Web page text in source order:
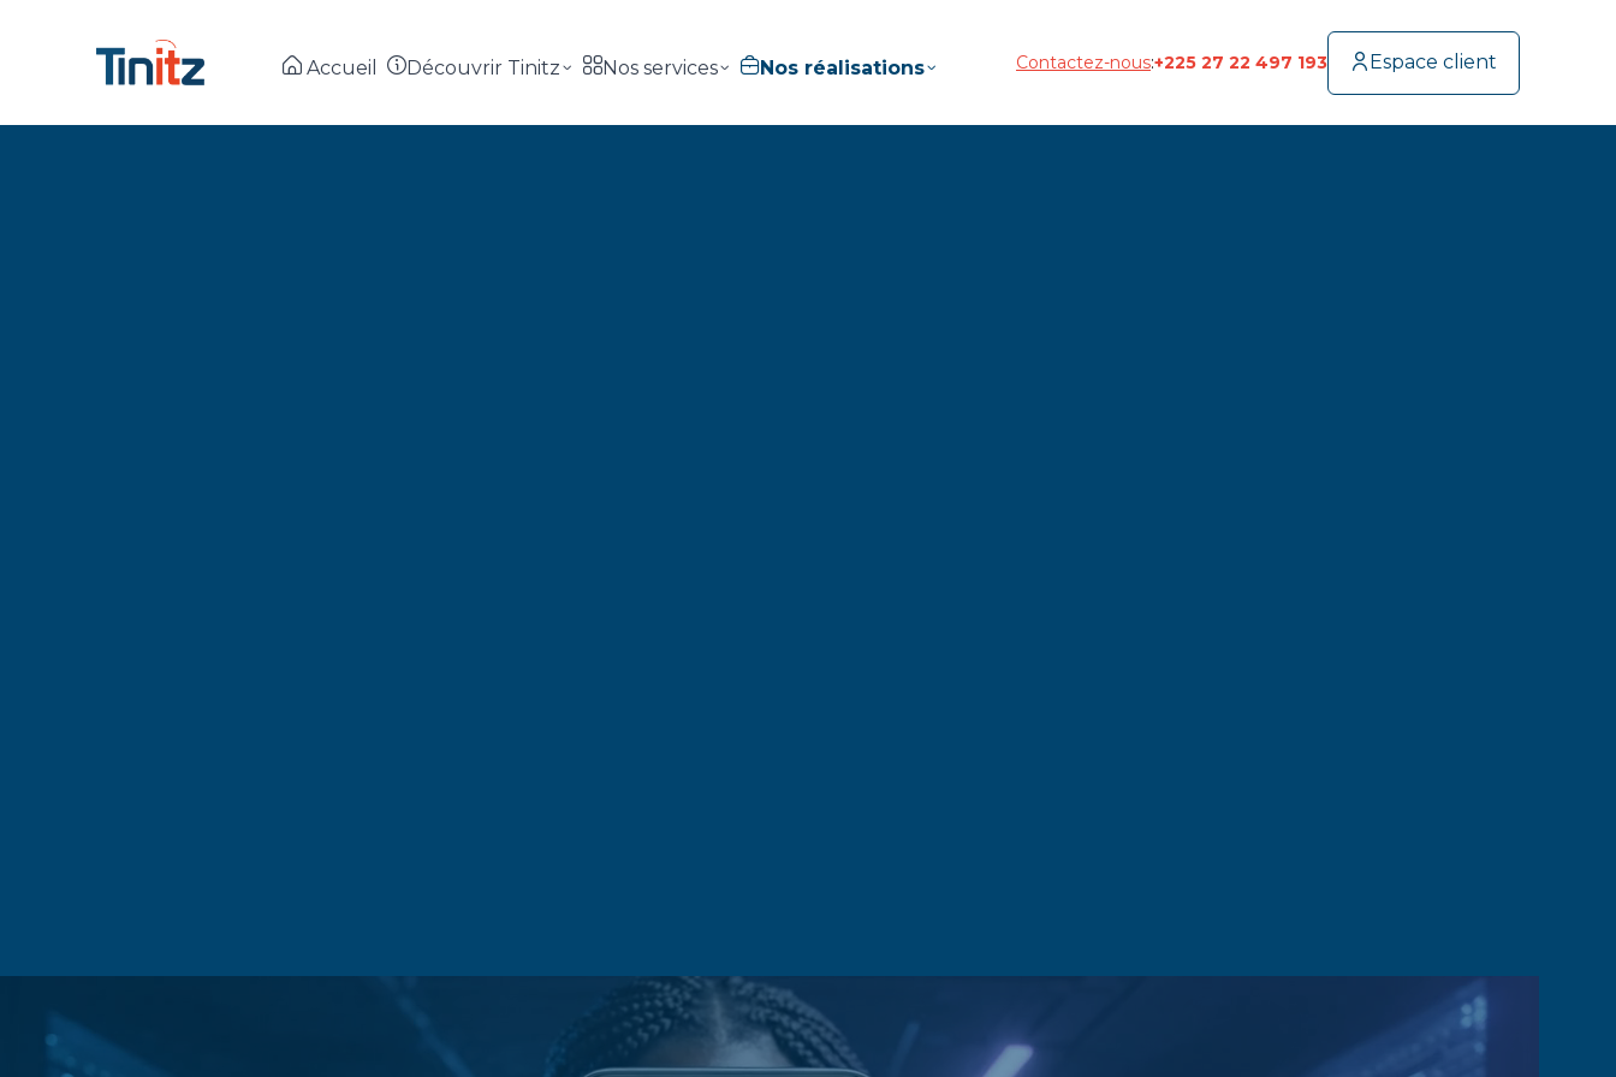
Accueil Découvrir Tinitz Nos services Nos réalisations Contactez-nous:+225 27 22 497 193 Espace client